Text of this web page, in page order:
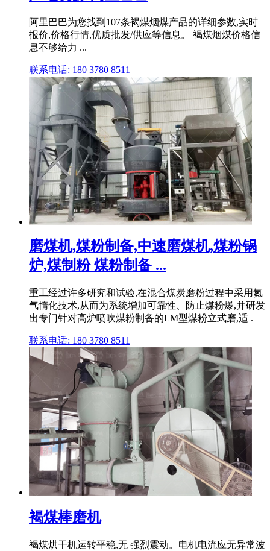
阿里巴巴为您找到107条褐煤烟煤产品的详细参数,实时
报价,价格行情,优质批发/供应等信息。 褐煤烟煤价格信
息不够给力 ...
联系电话: 180 3780 8511
磨煤机,煤粉制备,中速磨煤机,煤粉锅
炉,煤制粉 煤粉制备 ...
重工经过许多研究和试验,在混合煤炭磨粉过程中采用氮
气惰化技术,从而为系统增加可靠性、防止煤粉爆,并研发
出专门针对高炉喷吹煤粉制备的LM型煤粉立式磨,适 .
联系电话: 180 3780 8511
褐煤棒磨机
褐煤烘干机运转平稳,无 强烈震动。电机电流应无异常波